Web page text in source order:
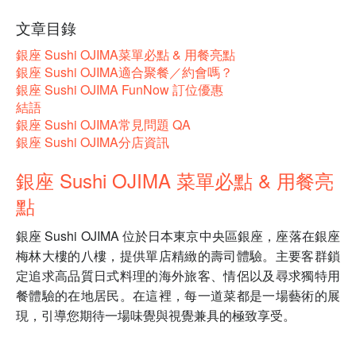
文章目錄
銀座 Sushi OJIMA菜單必點 & 用餐亮點
銀座 Sushi OJIMA適合聚餐／約會嗎？
銀座 Sushi OJIMA FunNow 訂位優惠
結語
銀座 Sushi OJIMA常見問題 QA
銀座 Sushi OJIMA分店資訊
銀座 Sushi OJIMA 菜單必點 & 用餐亮
點
銀座 Sushi OJIMA 位於日本東京中央區銀座，座落在銀座
梅林大樓的八樓，提供單店精緻的壽司體驗。主要客群鎖
定追求高品質日式料理的海外旅客、情侶以及尋求獨特用
餐體驗的在地居民。在這裡，每一道菜都是一場藝術的展
現，引導您期待一場味覺與視覺兼具的極致享受。